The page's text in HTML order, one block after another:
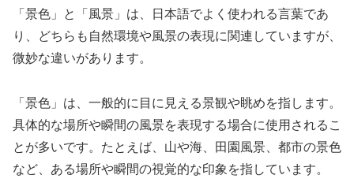
「景色」と「風景」は、日本語でよく使われる言葉であ
り、どちらも自然環境や風景の表現に関連していますが、
微妙な違いがあります。
「景色」は、一般的に目に見える景観や眺めを指します。
具体的な場所や瞬間の風景を表現する場合に使用されるこ
とが多いです。たとえば、山や海、田園風景、都市の景色
など、ある場所や瞬間の視覚的な印象を指しています。